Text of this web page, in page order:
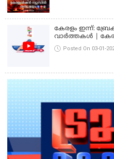
കേരളം ഇന്ന്:
വാർത്തകൾ |
Posted On 03-01-